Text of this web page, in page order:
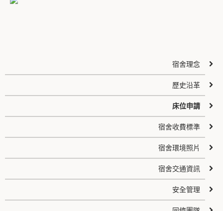
宿舍理念
歷史沿革
床位申請
宿舍收費標準
宿舍環境照片
宿舍交通資訊
安全管理